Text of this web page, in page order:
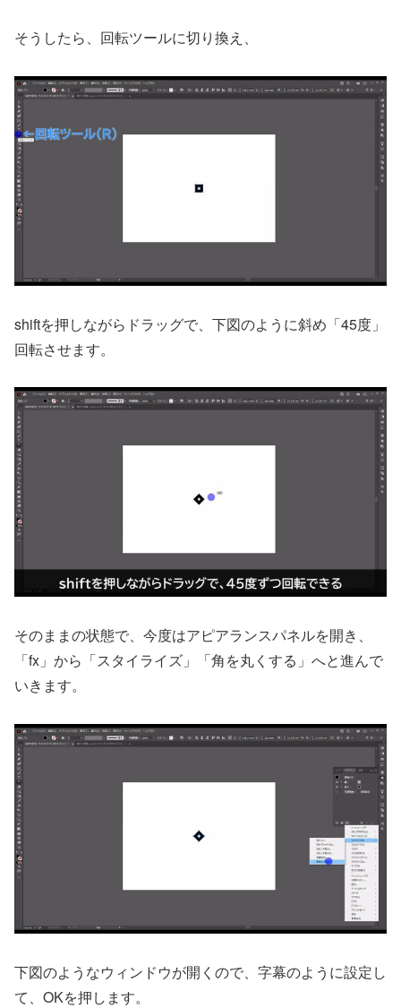
そうしたら、回転ツールに切り換え、
shiftを押しながらドラッグで、下図のように斜め「45度」
回転させます。
そのままの状態で、今度はアピアランスパネルを開き、
「fx」から「スタイライズ」「角を丸くする」へと進んで
いきます。
下図のようなウィンドウが開くので、字幕のように設定し
て、OKを押します。